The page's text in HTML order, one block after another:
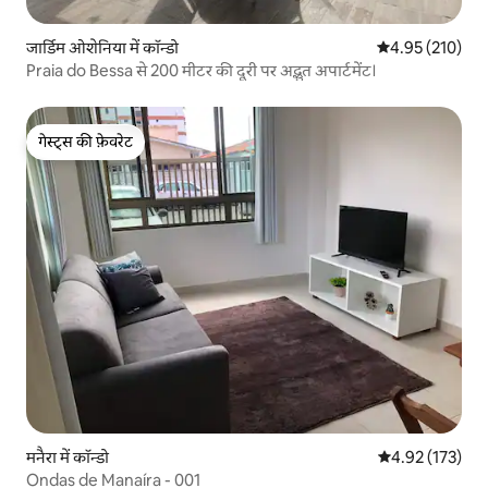
जार्डिम ओशेनिया में कॉन्डो औसत रेटिंग 5 में से
4.95 (210)
Praia do Bessa से 200 मीटर की दूरी पर अद्भुत अपार्टमेंट।
गेस्ट्स की फ़ेवरेट
गेस्ट्स की फ़ेवरेट
मनैरा में कॉन्डो औसत रेटिंग 5 में से
4.92 (173)
Ondas de Manaíra - 001